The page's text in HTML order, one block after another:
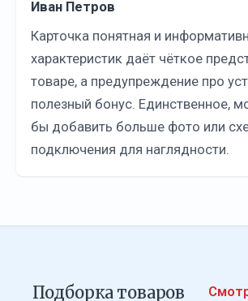
Иван Петров
Карточка понятная и
характеристик даёт чёткое
товаре, а предупреждение про
полезный бонус. Единственное,
бы добавить больше фото или
подключения для наглядности.
Подборка товаров